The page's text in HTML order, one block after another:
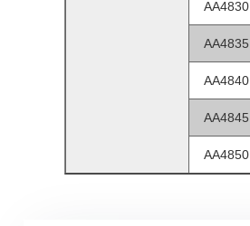
AA4830
AA4835
AA4840
AA4845
AA4850